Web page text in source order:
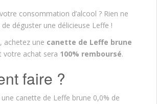
consommation d’alcool ? Rien ne
déguster une délicieuse Leffe !
achetez une canette de Leffe brune
votre achat sera 100% remboursé.
faire ?
canette de Leffe brune 0,0% de